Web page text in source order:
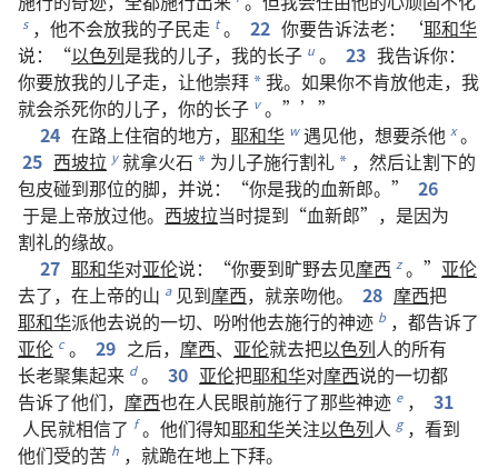
s ， 他不会放我的子民走 t 。 22 你要告诉法老：‘耶和华
说：“以色列是我的儿子， 我的长子 u 。 23 我告诉你：
你要放我的儿子走， 让他崇拜 *我。 如果你不肯放他走， 我
就会杀死你的儿子， 你的长子 v 。”’”
24 在路上住宿的地方， 耶和华 w 遇见他， 想要杀他 x 。
25 西坡拉 y 就拿火石 * 为儿子施行割礼 * ， 然后让割下的
包皮碰到那位的脚， 并说：“你是我的血新郎。”
26
于是上帝放过他。 西坡拉当时提到 “血新郎”， 是因为
割礼的缘故。
27 耶和华对亚伦说：“你要到旷野去见摩西 z 。” 亚伦
去了， 在上帝的山 a 见到摩西， 就亲吻他。 28 摩西把
耶和华派他去说的一切、 吩咐他去施行的神迹 b ， 都告诉了
亚伦 c 。 29 之后， 摩西、 亚伦就去把以色列人的所有
长老聚集起来 d 。 30 亚伦把耶和华对摩西说的一切都
告诉了他们， 摩西也在人民眼前施行了那些神迹 e ，
31
人民就相信了 f 。 他们得知耶和华关注以色列人 g ， 看到
他们受的苦 h ， 就跪在地上下拜。